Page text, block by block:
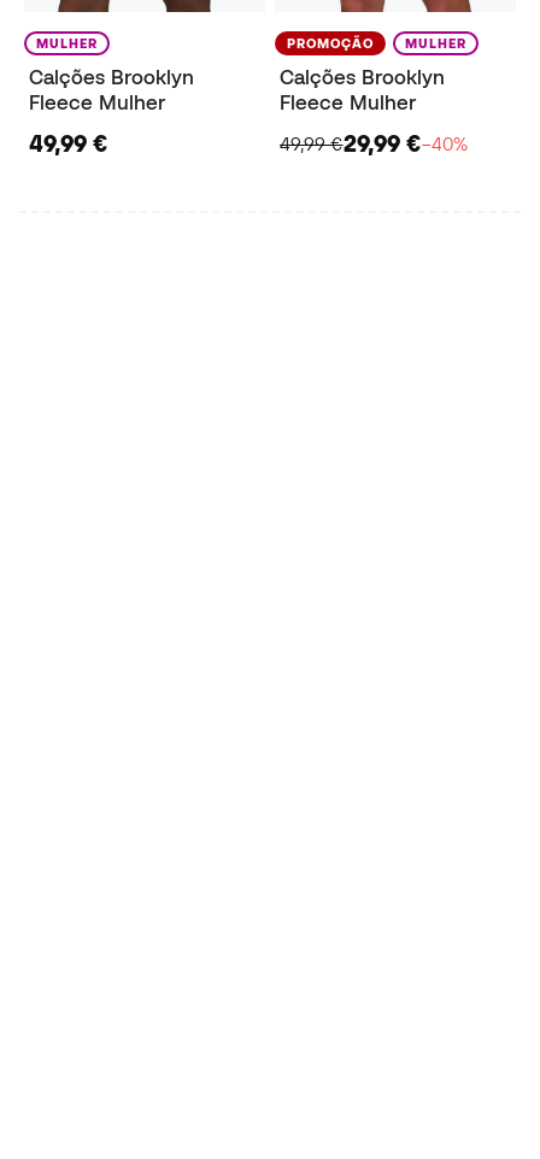
MULHER
Calções Brooklyn
Fleece Mulher
49,99 €
PROMOÇÃO MULHER
Calções Brooklyn
Fleece Mulher
49,99 €29,99 €−40%